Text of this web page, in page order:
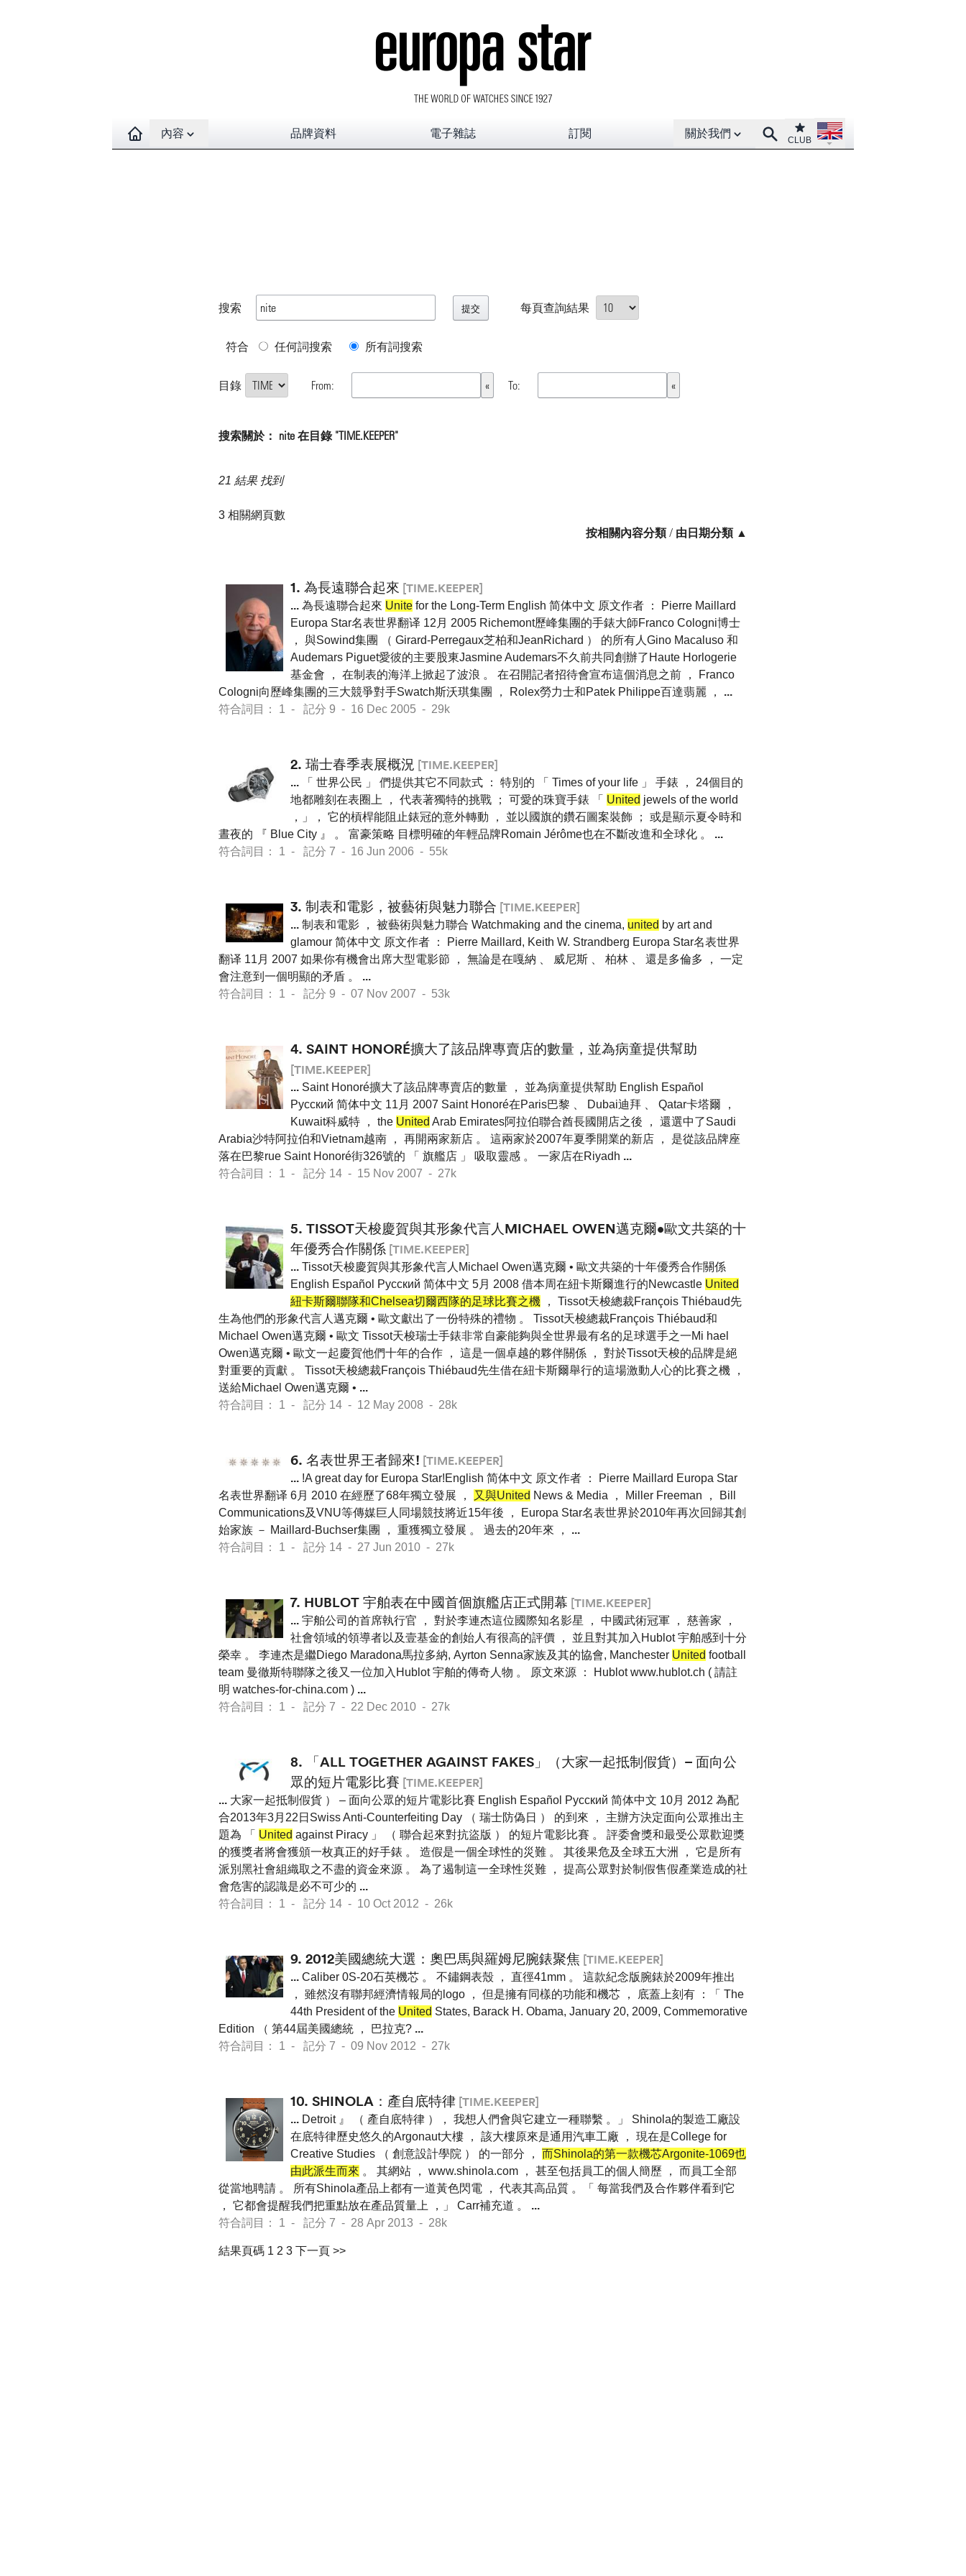
Open contents menu
內容 品牌資料 電子雜誌 訂閱
Open About menu
關於我們 SearchClub
CLUB
Open language menu
搜索 每頁查詢結果
符合 任何詞搜索 所有詞搜索
目錄 From: To:
搜索關於： nite 在目錄 "TIME.KEEPER"
21 結果 找到
3 相關網頁數
按相關內容分類/ 由日期分類 ▲
1. 為長遠聯合起來 [TIME.KEEPER]
... 為長遠聯合起來 Unite for the Long-Term English 简体中文 原文作者 ： Pierre Maillard
Europa Star名表世界翻译 12月 2005 Richemont歷峰集團的手錶大師Franco Cologni博士
， 與Sowind集團 （ Girard-Perregaux芝柏和JeanRichard ） 的所有人Gino Macaluso 和
Audemars Piguet愛彼的主要股東Jasmine Audemars不久前共同創辦了Haute Horlogerie
基金會 ， 在制表的海洋上掀起了波浪 。 在召開記者招待會宣布這個消息之前 ， Franco
Cologni向歷峰集團的三大競爭對手Swatch斯沃琪集團 ， Rolex勞力士和Patek Philippe百達翡麗 ， ...
符合詞目： 1 - 記分 9 - 16 Dec 2005 - 29k
2. 瑞士春季表展概況 [TIME.KEEPER]
... 「 世界公民 」 們提供其它不同款式 ： 特別的 「 Times of your life 」 手錶 ， 24個目的
地都雕刻在表圈上 ， 代表著獨特的挑戰 ； 可愛的珠寶手錶 「 United jewels of the world
，」， 它的槓桿能阻止錶冠的意外轉動 ， 並以國旗的鑽石圖案裝飾 ； 或是顯示夏令時和
晝夜的 『 Blue City 』 。 富豪策略 目標明確的年輕品牌Romain Jérôme也在不斷改進和全球化 。 ...
符合詞目： 1 - 記分 7 - 16 Jun 2006 - 55k
3. 制表和電影，被藝術與魅力聯合 [TIME.KEEPER]
... 制表和電影 ， 被藝術與魅力聯合 Watchmaking and the cinema, united by art and
glamour 简体中文 原文作者 ： Pierre Maillard, Keith W. Strandberg Europa Star名表世界
翻译 11月 2007 如果你有機會出席大型電影節 ， 無論是在嘎納 、 威尼斯 、 柏林 、 還是多倫多 ， 一定
會注意到一個明顯的矛盾 。 ...
符合詞目： 1 - 記分 9 - 07 Nov 2007 - 53k
4. SAINT HONORÉ擴大了該品牌專賣店的數量，並為病童提供幫助
[TIME.KEEPER]
... Saint Honoré擴大了該品牌專賣店的數量 ， 並為病童提供幫助 English Español
Pусский 简体中文 11月 2007 Saint Honoré在Paris巴黎 、 Dubai迪拜 、 Qatar卡塔爾 ，
Kuwait科威特 ， the United Arab Emirates阿拉伯聯合酋長國開店之後 ， 還選中了Saudi
Arabia沙特阿拉伯和Vietnam越南 ， 再開兩家新店 。 這兩家於2007年夏季開業的新店 ， 是從該品牌座
落在巴黎rue Saint Honoré街326號的 「 旗艦店 」 吸取靈感 。 一家店在Riyadh ...
符合詞目： 1 - 記分 14 - 15 Nov 2007 - 27k
5. TISSOT天梭慶賀與其形象代言人MICHAEL OWEN邁克爾•歐文共築的十
年優秀合作關係 [TIME.KEEPER]
... Tissot天梭慶賀與其形象代言人Michael Owen邁克爾 • 歐文共築的十年優秀合作關係
English Español Pусский 简体中文 5月 2008 借本周在紐卡斯爾進行的Newcastle United
紐卡斯爾聯隊和Chelsea切爾西隊的足球比賽之機 ， Tissot天梭總裁François Thiébaud先
生為他們的形象代言人邁克爾 • 歐文獻出了一份特殊的禮物 。 Tissot天梭總裁François Thiébaud和
Michael Owen邁克爾 • 歐文 Tissot天梭瑞士手錶非常自豪能夠與全世界最有名的足球選手之一Mi hael
Owen邁克爾 • 歐文一起慶賀他們十年的合作 ， 這是一個卓越的夥伴關係 ， 對於Tissot天梭的品牌是絕
對重要的貢獻 。 Tissot天梭總裁François Thiébaud先生借在紐卡斯爾舉行的這場激動人心的比賽之機 ，
送給Michael Owen邁克爾 • ...
符合詞目： 1 - 記分 14 - 12 May 2008 - 28k
6. 名表世界王者歸來! [TIME.KEEPER]
... !A great day for Europa Star!English 简体中文 原文作者 ： Pierre Maillard Europa Star
名表世界翻译 6月 2010 在經歷了68年獨立發展 ，
又與United News & Media ， Miller Freeman ， Bill
Communications及VNU等傳媒巨人同場競技將近15年後 ， Europa Star名表世界於2010年再次回歸其創
始家族 － Maillard-Buchser集團 ， 重獲獨立發展 。 過去的20年來 ， ...
符合詞目： 1 - 記分 14 - 27 Jun 2010 - 27k
7. HUBLOT 宇舶表在中國首個旗艦店正式開幕 [TIME.KEEPER]
... 宇舶公司的首席執行官 ， 對於李連杰這位國際知名影星 ， 中國武術冠軍 ， 慈善家 ，
社會領域的領導者以及壹基金的創始人有很高的評價 ， 並且對其加入Hublot 宇舶感到十分
榮幸 。 李連杰是繼Diego Maradona馬拉多納, Ayrton Senna家族及其的協會, Manchester United football
team 曼徹斯特聯隊之後又一位加入Hublot 宇舶的傳奇人物 。 原文來源 ： Hublot www.hublot.ch ( 請註
明 watches-for-china.com ) ...
符合詞目： 1 - 記分 7 - 22 Dec 2010 - 27k
8.
「ALL TOGETHER AGAINST FAKES」（大家一起抵制假貨）– 面向公
眾的短片電影比賽 [TIME.KEEPER]
... 大家一起抵制假貨 ） – 面向公眾的短片電影比賽 English Español Pусский 简体中文 10月 2012 為配
合2013年3月22日Swiss Anti-Counterfeiting Day （ 瑞士防偽日 ） 的到來 ， 主辦方決定面向公眾推出主
題為 「 United against Piracy 」 （ 聯合起來對抗盜版 ） 的短片電影比賽 。 評委會獎和最受公眾歡迎獎
的獲獎者將會獲頒一枚真正的好手錶 。 造假是一個全球性的災難 。 其後果危及全球五大洲 ， 它是所有
派別黑社會組織取之不盡的資金來源 。 為了遏制這一全球性災難 ， 提高公眾對於制假售假產業造成的社
會危害的認識是必不可少的 ...
符合詞目： 1 - 記分 14 - 10 Oct 2012 - 26k
9. 2012美國總統大選：奧巴馬與羅姆尼腕錶聚焦 [TIME.KEEPER]
... Caliber 0S-20石英機芯 。 不鏽鋼表殼 ， 直徑41mm 。 這款紀念版腕錶於2009年推出
， 雖然沒有聯邦經濟情報局的logo ， 但是擁有同樣的功能和機芯 ， 底蓋上刻有 ：「 The
44th President of the United States, Barack H. Obama, January 20, 2009, Commemorative
Edition （ 第44屆美國總統 ， 巴拉克? ...
符合詞目： 1 - 記分 7 - 09 Nov 2012 - 27k
10. SHINOLA：產自底特律 [TIME.KEEPER]
... Detroit 』 （ 產自底特律 ）， 我想人們會與它建立一種聯繫 。」 Shinola的製造工廠設
在底特律歷史悠久的Argonaut大樓 ， 該大樓原來是通用汽車工廠 ， 現在是College for
Creative Studies （ 創意設計學院 ） 的一部分 ， 而Shinola的第一款機芯Argonite-1069也
由此派生而來 。 其網站 ， www.shinola.com ， 甚至包括員工的個人簡歷 ， 而員工全部
從當地聘請 。 所有Shinola產品上都有一道黃色閃電 ， 代表其高品質 。「 每當我們及合作夥伴看到它
， 它都會提醒我們把重點放在產品質量上 ，」 Carr補充道 。 ...
符合詞目： 1 - 記分 7 - 28 Apr 2013 - 28k
結果頁碼 1 2 3 下一頁 >>